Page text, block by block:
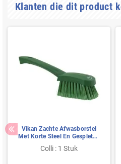
Klanten die dit product
Vikan Zachte Afwasborstel
Met Korte Steel En Gespleten
Polyester Vezels
270x70x85mm Groen
Colli : 1 Stuk